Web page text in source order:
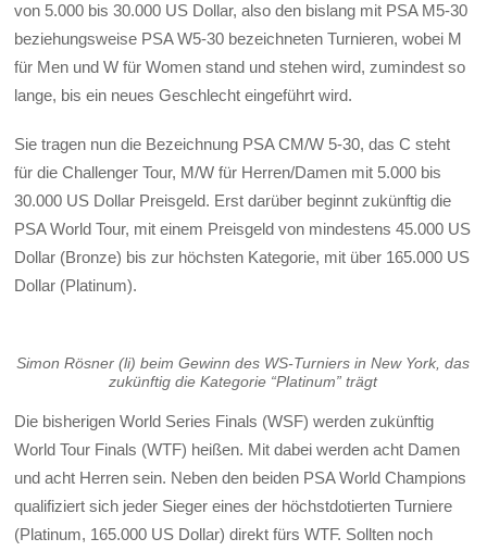
von 5.000 bis 30.000 US Dollar, also den bislang mit PSA M5-30
beziehungsweise PSA W5-30 bezeichneten Turnieren, wobei M
für Men und W für Women stand und stehen wird, zumindest so
lange, bis ein neues Geschlecht eingeführt wird.
Sie tragen nun die Bezeichnung PSA CM/W 5-30, das C steht
für die Challenger Tour, M/W für Herren/Damen mit 5.000 bis
30.000 US Dollar Preisgeld. Erst darüber beginnt zukünftig die
PSA World Tour, mit einem Preisgeld von mindestens 45.000 US
Dollar (Bronze) bis zur höchsten Kategorie, mit über 165.000 US
Dollar (Platinum).
Simon Rösner (li) beim Gewinn des WS-Turniers in New York, das
zukünftig die Kategorie “Platinum” trägt
Die bisherigen World Series Finals (WSF) werden zukünftig
World Tour Finals (WTF) heißen. Mit dabei werden acht Damen
und acht Herren sein. Neben den beiden PSA World Champions
qualifiziert sich jeder Sieger eines der höchstdotierten Turniere
(Platinum, 165.000 US Dollar) direkt fürs WTF. Sollten noch